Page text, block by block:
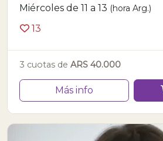
Miércoles de 11 a 13 (hora Arg.)
13
3 cuotas de ARS 40.000
Más info